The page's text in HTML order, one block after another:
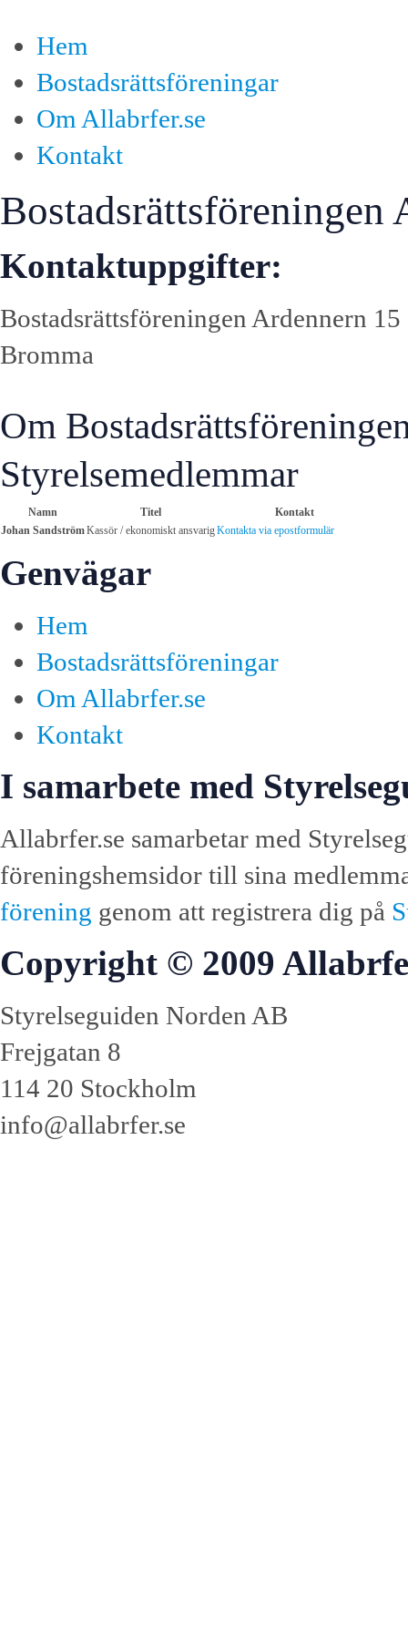
Hem
Bostadsrättsföreningar
Om Allabrfer.se
Kontakt
Bostadsrättsföreningen
Kontaktuppgifter:
Bostadsrättsföreningen Ardennern 15
Bromma
Om
Styrelsemedlemmar
Namn Titel
Kontakt
Johan SandströmKassör / ekonomiskt ansvarigKontakta via epostformulär
Genvägar
Hem
Bostadsrättsföreningar
Om Allabrfer.se
Kontakt
I samarbete med
Allabrfer.se samarbetar med
föreningshemsidor till sina
förening genom att registrera dig på
Copyright © 2009
Styrelseguiden Norden AB
Frejgatan 8
114 20 Stockholm
info@allabrfer.se